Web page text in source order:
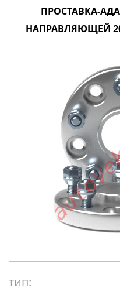
ПРОСТАВКА-
НАПРАВЛЯЮЩЕЙ
тип: